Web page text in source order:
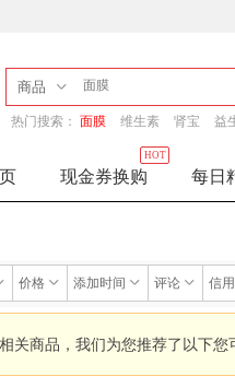
商品
热门搜索： 面膜 维生素 肾宝 益
现金券换购
HOT
每日
价格 添加时间 评论 信
关商品，我们为您推荐了以下您